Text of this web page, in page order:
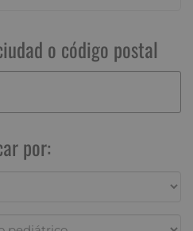
o código postal
por: